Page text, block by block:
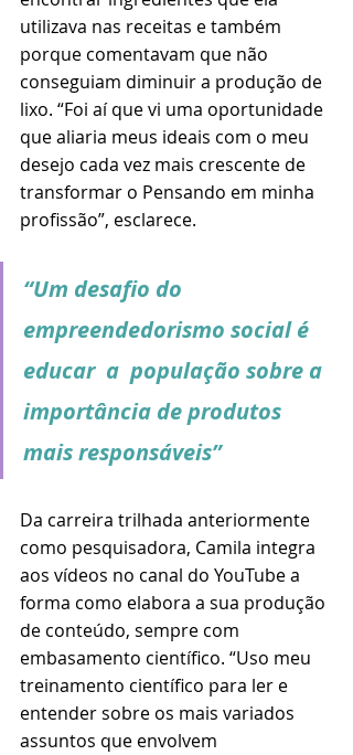
utilizava nas receitas e também
porque comentavam que não
conseguiam diminuir a produção de
lixo. “Foi aí que vi uma oportunidade
que aliaria meus ideais com o meu
desejo cada vez mais crescente de
transformar o Pensando em minha
profissão”, esclarece.
“Um desafio do
empreendedorismo social é
educar  a  população sobre a
importância de produtos
mais responsáveis”
Da carreira trilhada anteriormente
como pesquisadora, Camila integra
aos vídeos no canal do YouTube a
forma como elabora a sua produção
de conteúdo, sempre com
embasamento científico. “Uso meu
treinamento científico para ler e
entender sobre os mais variados
assuntos que envolvem